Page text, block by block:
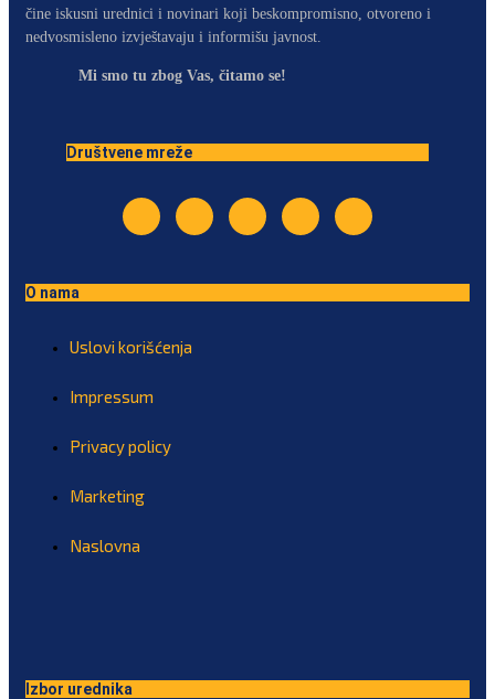
čine iskusni urednici i novinari koji beskompromisno, otvoreno i
nedvosmisleno izvještavaju i informišu javnost.
Mi smo tu zbog Vas, čitamo se!
Društvene mreže
O nama
Uslovi korišćenja
Impressum
Privacy policy
Marketing
Naslovna
Izbor urednika